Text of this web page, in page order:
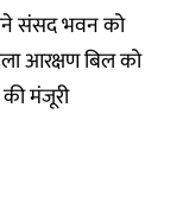
संसद भवन को
आरक्षण बिल को
मंजूरी